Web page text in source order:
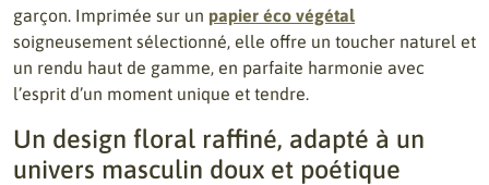
garçon. Imprimée sur un papier éco végétal
soigneusement sélectionné, elle offre un toucher naturel et
un rendu haut de gamme, en parfaite harmonie avec
l’esprit d’un moment unique et tendre.
Un design floral raffiné, adapté à un
univers masculin doux et poétique